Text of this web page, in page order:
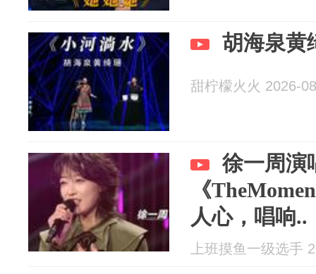
胡海泉黄
甜柠檬火火 2026-
徐一周演
《
人心，唱响..
上班摸鱼一级选手